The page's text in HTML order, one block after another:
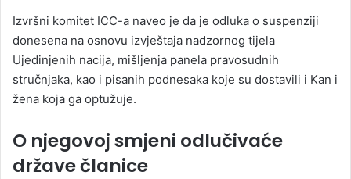
Izvršni komitet ICC-a naveo je da je odluka o suspenziji
donesena na osnovu izvještaja nadzornog tijela
Ujedinjenih nacija, mišljenja panela pravosudnih
stručnjaka, kao i pisanih podnesaka koje su dostavili i Kan i
žena koja ga optužuje.
O njegovoj smjeni odlučivaće
države članice